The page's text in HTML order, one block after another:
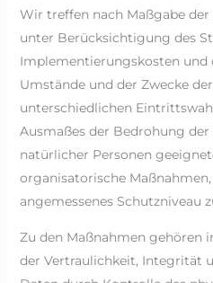
Wir treffen nach Maßgabe
unter Berücksichtigung des
Implementierungskosten und
Umstände und der Zwecke
unterschiedlichen
Ausmaßes der Bedrohung
natürlicher Personen
organisatorische
angemessenes Schutzniveau
Zu den Maßnahmen gehören
der Vertraulichkeit, Integrität